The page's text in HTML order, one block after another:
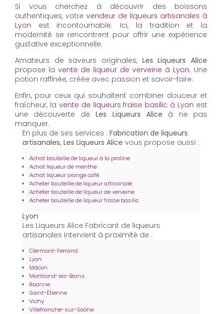
Si vous cherchez à découvrir des boissons
authentiques, votre vendeur de liqueurs artisanales à
Lyon est incontournable. Ici, la tradition et la
modernité se rencontrent pour offrir une expérience
gustative exceptionnelle.
Amateurs de saveurs originales, Les Liqueurs Alice
propose la vente de liqueur de verveine à Lyon. Une
potion raffinée, créée avec passion et savoir-faire.
Enfin, pour ceux qui souhaitent combiner douceur et
fraîcheur, la vente de liqueurs fraise basilic à Lyon est
une découverte deLes Liqueurs Alice à ne pas
manquer.
En plus de ses services : Fabrication de liqueurs
artisanales, Les Liqueurs Alice vous propose aussi :
Achat bouteille de liqueur à la praline
Achat liqueur de menthe
Achat liqueur orange café
Acheter bouteille de liqueur artisanale
Acheter bouteille de liqueur de verveine
Acheter bouteille de liqueur fraise basilic
Lyon
Les Liqueurs Alice Fabricant de liqueurs
artisanales intervient à proximité de :
Clermont-Ferrand
Lyon
Mâcon
Montrond-les-Bains
Roanne
Saint-Étienne
Vichy
Villefranche-sur-Saône